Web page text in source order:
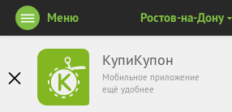
КупиКупон
Мобильное приложение
ещё удобнее
Меню Ростов-на-Дону